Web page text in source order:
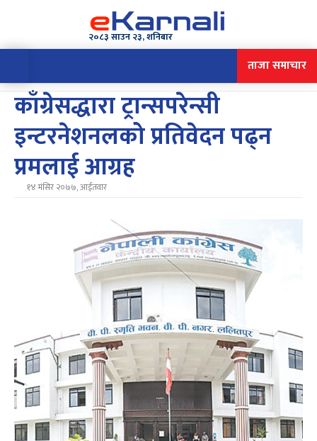
२०८३ साउन २३, शनिबार
ताजा समाचार
काँग्रेसद्धारा ट्रान्सपरेन्सी
इन्टरनेशनलको प्रतिवेदन पढ्न
प्रमलाई आग्रह
१४ मंसिर २०७७, आईतवार